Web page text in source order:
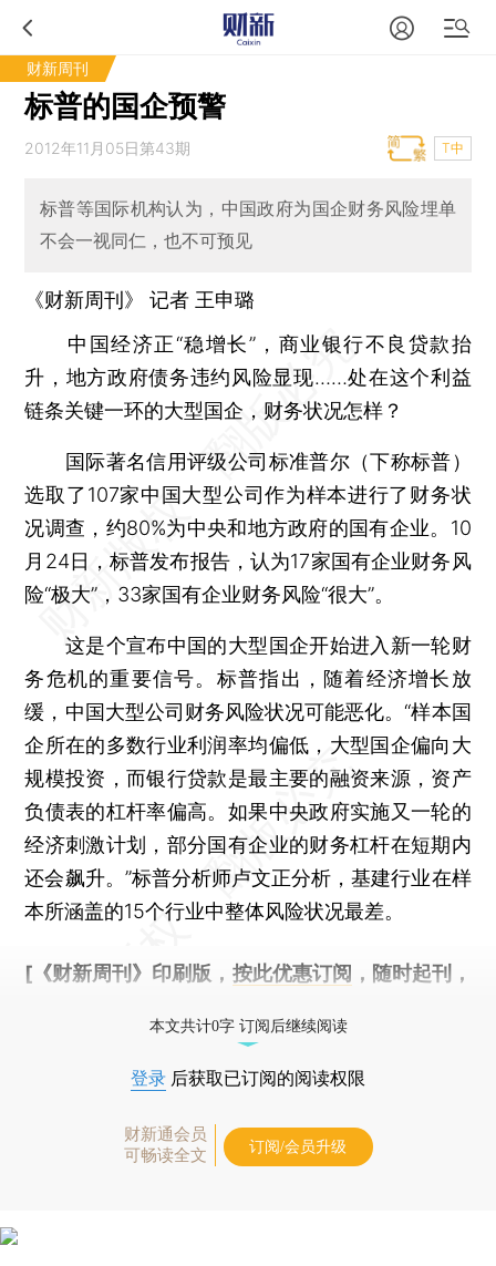
财新周刊
标普的国企预警
2012年11月05日第43期 T中
标普等国际机构认为，中国政府为国企财务风险埋单
不会一视同仁，也不可预见
《财新周刊》 记者 王申璐
中国经济正“稳增长”，商业银行不良贷款抬
升，地方政府债务违约风险显现……处在这个利益
链条关键一环的大型国企，财务状况怎样？
国际著名信用评级公司标准普尔（下称标普）
选取了107家中国大型公司作为样本进行了财务状
况调查，约80%为中央和地方政府的国有企业。10
月24日，标普发布报告，认为17家国有企业财务风
险“极大”，33家国有企业财务风险“很大”。
这是个宣布中国的大型国企开始进入新一轮财
务危机的重要信号。标普指出，随着经济增长放
缓，中国大型公司财务风险状况可能恶化。“样本国
企所在的多数行业利润率均偏低，大型国企偏向大
规模投资，而银行贷款是最主要的融资来源，资产
负债表的杠杆率偏高。如果中央政府实施又一轮的
经济刺激计划，部分国有企业的财务杠杆在短期内
还会飙升。”标普分析师卢文正分析，基建行业在样
本所涵盖的15个行业中整体风险状况最差。
[《财新周刊》印刷版， 按此优惠订阅 ，随时起刊，
本文共计0字 订阅后继续阅读
登录 后获取已订阅的阅读权限
财新通会员
可畅读全文
订阅/会员升级